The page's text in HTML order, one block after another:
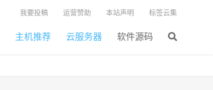
主机推荐 云服务器 软件源码
我要投稿 运营赞助 本站声明 标签云集